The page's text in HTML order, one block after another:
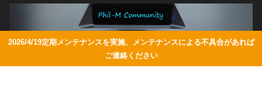
2026/4/19定期メンテナンスを実施、メンテナンスによる不具合があれば
ご連絡ください